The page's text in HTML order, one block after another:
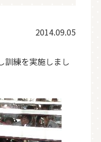
2014.09.05
訓練を実施しまし